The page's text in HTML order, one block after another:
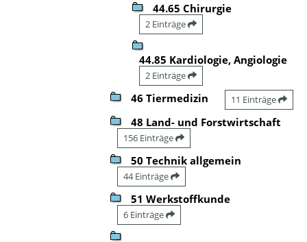
44.65 Chirurgie
2 Einträge
44.85 Kardiologie, Angiologie
2 Einträge
46 Tiermedizin 11 Einträge
48 Land- und Forstwirtschaft
156 Einträge
50 Technik allgemein
44 Einträge
51 Werkstoffkunde
6 Einträge